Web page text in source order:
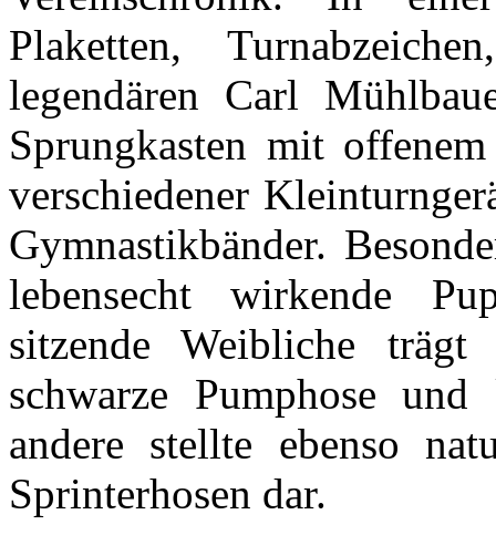
Plaketten,
legendären Carl
Sprungkasten mit
verschiedener
Gymnastikbänder.
lebensecht wirkende
sitzende Weibliche
schwarze Pumphose
andere stellte ebenso
Sprinterhosen dar.